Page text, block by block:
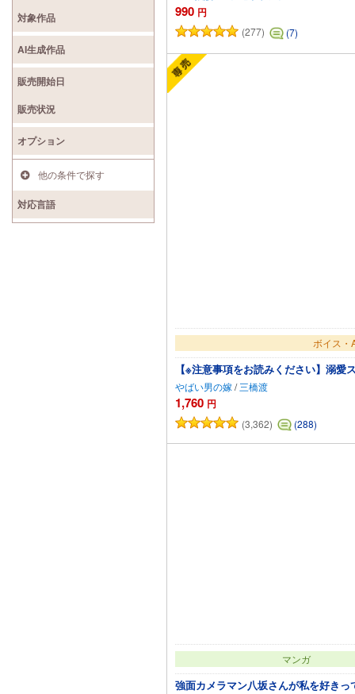
990 円
(277) (7)
カートに追加
ボイス・
【※注意事項をお読みください】溺
やばい男の嫁 / 三橋渡
1,760 円
(3,362) (288)
マンガ
強面カメラマン八坂さんが私を好きっ
対象作品
AI生成作品
販売開始日
販売状況
オプション
他の条件で探す
対応言語